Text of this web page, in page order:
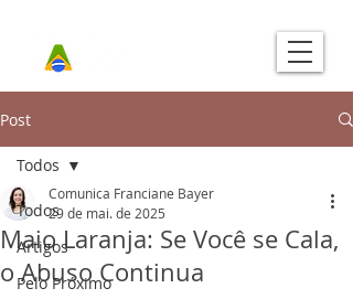
Post
Todos
Artigos
Pelo Próximo
Todos
Maio Laranja: Se Você se Cala,
o Abuso Continua
Comunica Franciane Bayer
29 de mai. de 2025